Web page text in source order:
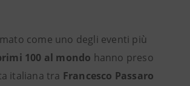
come uno degli eventi più
100 al mondo hanno preso
italiana tra Francesco Passaro